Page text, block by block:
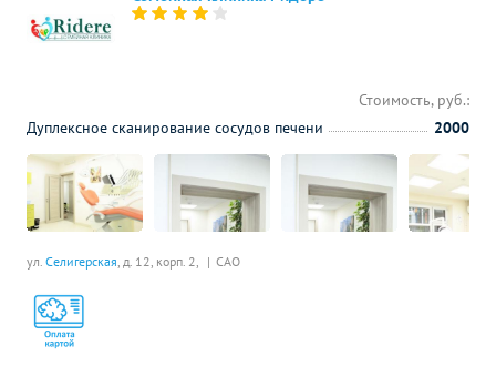
ул. Селигерская, д. 12, корп. 2, САО
Стоимость, руб.:
Дуплексное сканирование сосудов печени
2000